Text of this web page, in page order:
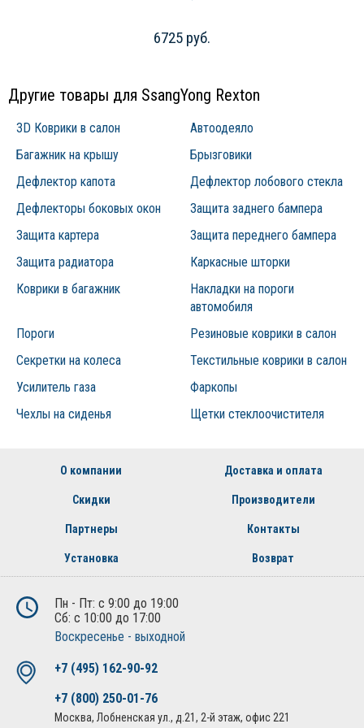
6725 руб.
Другие товары для SsangYong Rexton
3D Коврики в салон
Автоодеяло
Багажник на крышу
Брызговики
Дефлектор капота
Дефлектор лобового стекла
Дефлекторы боковых окон
Защита заднего бампера
Защита картера
Защита переднего бампера
Защита радиатора
Каркасные шторки
Коврики в багажник
Накладки на пороги
автомобиля
Пороги
Резиновые коврики в салон
Секретки на колеса
Текстильные коврики в салон
Усилитель газа
Фаркопы
Чехлы на сиденья
Щетки стеклоочистителя
О компании Доставка и оплата
Скидки Производители
Партнеры Контакты
Установка Возврат
Пн - Пт: с 9:00 до 19:00
Сб: с 10:00 до 17:00
Воскресенье - выходной
+7 (495) 162-90-92
+7 (800) 250-01-76
Москва, Лобненская ул., д.21, 2-й этаж, офис 221